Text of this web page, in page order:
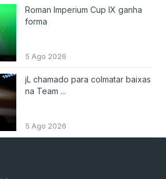
Roman Imperium Cup IX ganha
forma
5 Ago 2026
jL chamado para colmatar baixas
na Team ...
5 Ago 2026